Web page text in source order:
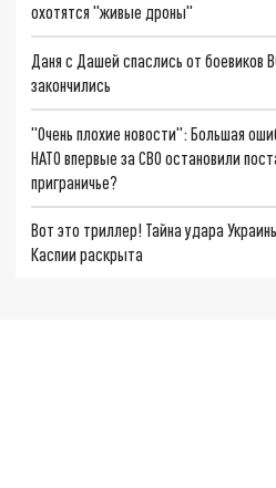
охотятся "живые дроны"
Даня с Дашей спаслись от боевиков
закончились
"Очень плохие новости": Большая
НАТО впервые за СВО остановили
приграничье?
Вот это триллер! Тайна удара
Каспии раскрыта